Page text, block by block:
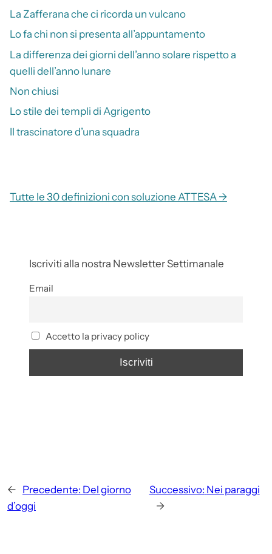
La Zafferana che ci ricorda un vulcano
Lo fa chi non si presenta all’appuntamento
La differenza dei giorni dell’anno solare rispetto a
quelli dell’anno lunare
Non chiusi
Lo stile dei templi di Agrigento
Il trascinatore d’una squadra
Tutte le 30 definizioni con soluzione ATTESA →
Iscriviti alla nostra Newsletter Settimanale
Email
Accetto la privacy policy
← Precedente: Del giorno
d’oggi
Successivo: Nei paraggi
→